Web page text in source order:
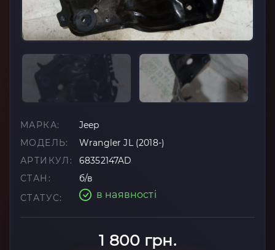
МАРКА:
Jeep
МОДЕЛЬ:
Wrangler JL (2018-)
АРТИКУЛ:
68352147AD
СТАН:
б/в
СТАТУС:
в наявності
1 800 грн.